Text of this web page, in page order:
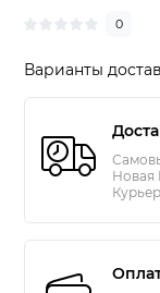
0
Варианты
Новая